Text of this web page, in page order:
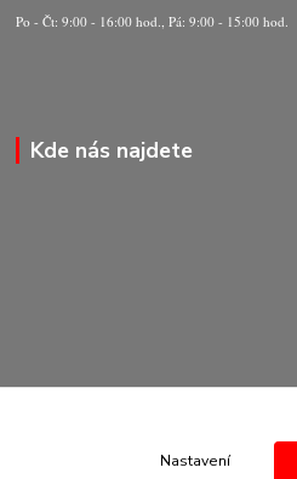
Po - Čt: 9:00 - 16:00 hod., Pá: 9:00 - 15:00 hod.
Kde nás najdete
Nastavení